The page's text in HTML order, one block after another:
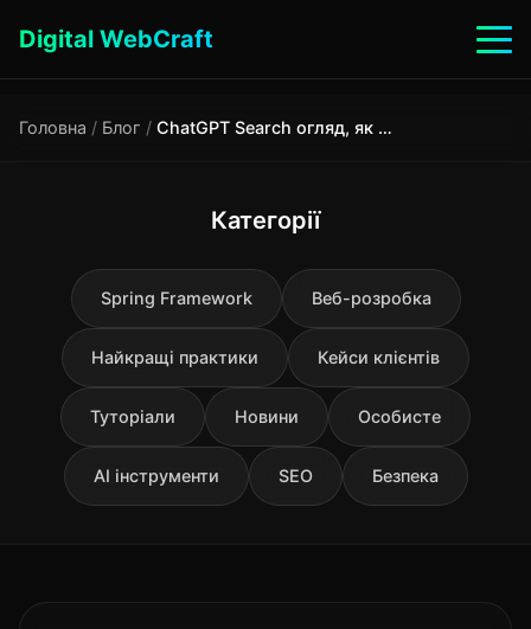
Digital WebCraft
Головна / Блог / ChatGPT Search огляд, як працює та поради 🚀
Категорії
Spring Framework Веб-розробка
Найкращі практики Кейси клієнтів
Туторіали Новини Особисте
AI інструменти SEO Безпека